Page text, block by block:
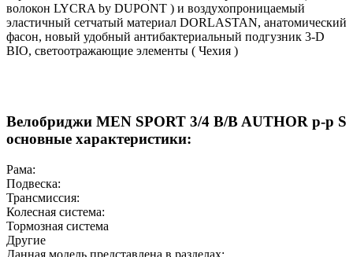
волокон LYCRA by DUPONT ) и воздухопроницаемый
эластичный сетчатый материал DORLASTAN, анатомический
фасон, новый удобный антибактериальный подгузник 3-D
BIO, светоотражающие элементы ( Чехия )
Велобриджи MEN SPORT 3/4 B/B AUTHOR р-р S
основные характеристики:
Рама:
Подвеска:
Трансмиссия:
Колесная система:
Тормозная система
Другие